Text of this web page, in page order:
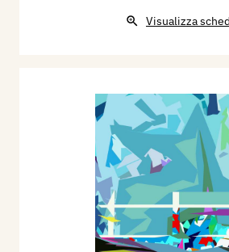
Visualizza